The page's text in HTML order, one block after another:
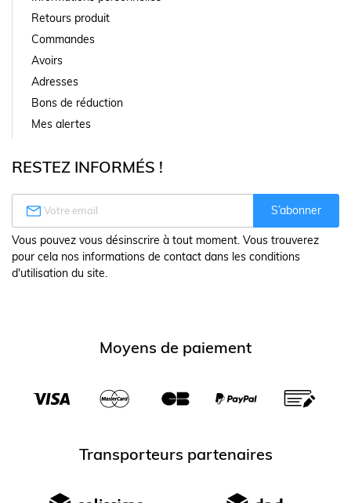
Retours produit
Commandes
Avoirs
Adresses
Bons de réduction
Mes alertes
RESTEZ INFORMÉS !
 S’abonner
Vous pouvez vous désinscrire à tout moment. Vous trouverez
pour cela nos informations de contact dans les conditions
d'utilisation du site.
Moyens de paiement
Transporteurs partenaires